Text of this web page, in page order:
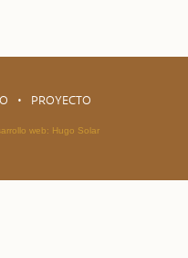
PROYECTO
web: Hugo Solar